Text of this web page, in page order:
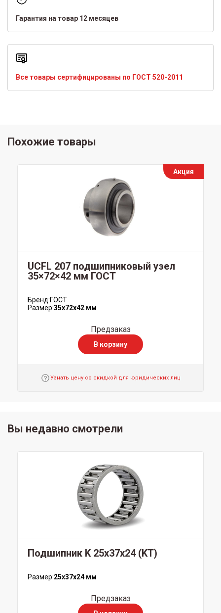
Гарантия на товар 12 месяцев
Все товары сертифицированы по ГОСТ 520-2011
Похожие товары
Акция
UCFL 207 подшипниковый узел
35×72×42 мм ГОСТ
Бренд:ГОСТ
Размер:35x72x42 мм
Предзаказ
В корзину
Узнать цену со скидкой для юридических лиц
Вы недавно смотрели
Подшипник K 25x37x24 (KT)
Размер:25x37x24 мм
Предзаказ